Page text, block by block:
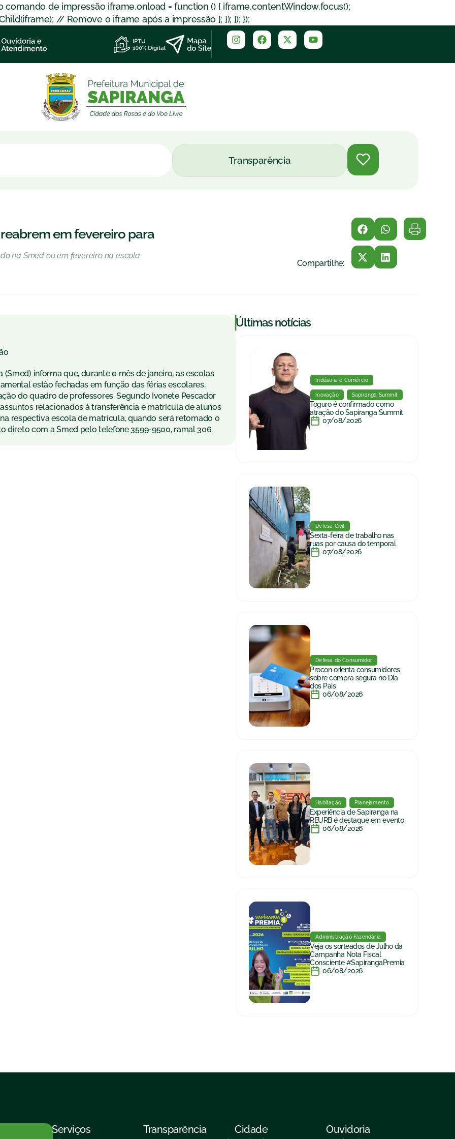
de impressão iframe.onload = function () { iframe.contentWindow.focus();
// Remove o iframe após a impressão }; }); }); });
Transparência
em fevereiro para
na Smed ou em fevereiro na escola
Compartilhe:
informa que, durante o mês de janeiro, as escolas
estão fechadas em função das férias escolares,
do quadro de professores. Segundo Ivonete Pescador
relacionados à transferência e matrícula de alunos
respectiva escola de matrícula, quando será retomado o
direto com a Smed pelo telefone 3599-9500, ramal 306.
|Últimas notícias
Indústria e Comércio
Inovação Sapiranga Summit
Toguro é confirmado como
atração do Sapiranga Summit
07/08/2026
Defesa Civil
Sexta-feira de trabalho nas
ruas por causa do temporal
07/08/2026
Defesa do Consumidor
Procon orienta consumidores
sobre compra segura no Dia
dos Pais
06/08/2026
Habitação Planejamento
Experiência de Sapiranga na
REURB é destaque em evento
06/08/2026
Administração Fazendária
Veja os sorteados de Julho da
Campanha Nota Fiscal
Consciente #SapirangaPremia
06/08/2026
Serviços Transparência Cidade Ouvidoria